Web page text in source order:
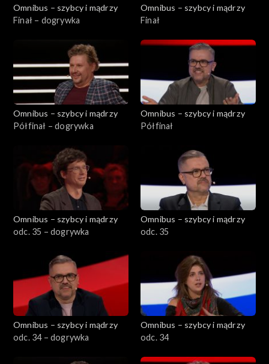
Omnibus – szybcy i mądrzy
Finał – dogrywka
Omnibus – szybcy i mądrzy
Finał
Omnibus – szybcy i mądrzy
Półfinał – dogrywka
Omnibus – szybcy i mądrzy
Półfinał
Omnibus – szybcy i mądrzy
odc. 35 – dogrywka
Omnibus – szybcy i mądrzy
odc. 35
Omnibus – szybcy i mądrzy
odc. 34 – dogrywka
Omnibus – szybcy i mądrzy
odc. 34